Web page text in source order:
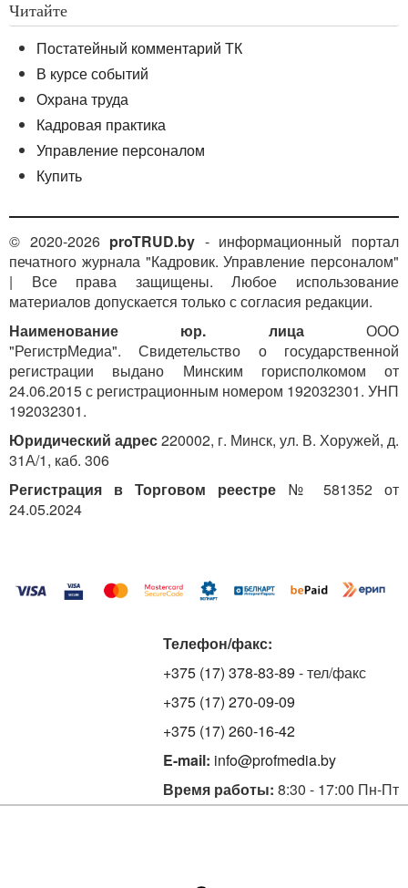
Читайте
Постатейный комментарий ТК
В курсе событий
Охрана труда
Кадровая практика
Управление персоналом
Купить
© 2020-2026 proTRUD.by - информационный портал
печатного журнала "Кадровик. Управление персоналом"
| Все права защищены. Любое использование
материалов допускается только с согласия редакции.
Наименование юр. лицаООО
"РегистрМедиа". Свидетельство о государственной
регистрации выдано Минским горисполкомом от
24.06.2015 с регистрационным номером 192032301. УНП
192032301.
Юридический адрес220002, г. Минск, ул. В. Хоружей, д.
31А/1, каб. 306
Регистрация в Торговом реестре № 581352 от
24.05.2024
Телефон/факс:
+375 (17) 378-83-89 - тел/факс
+375 (17) 270-09-09
+375 (17) 260-16-42
E-mail: info@profmedia.by
Время работы: 8:30 - 17:00 Пн-Пт